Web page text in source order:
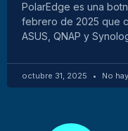
PolarEdge es una
febrero de 2025 que
ASUS, QNAP y
octubre 31, 2025 No